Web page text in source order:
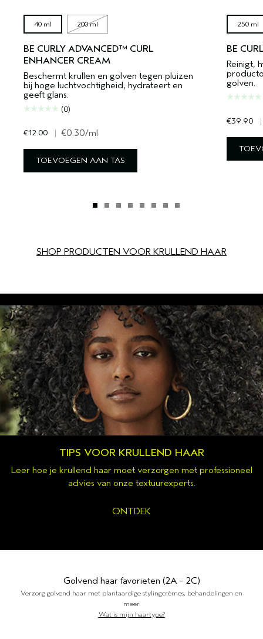
40 ml 200 ml
BE CURLY ADVANCED™ CURL
ENHANCER CREAM
Beschermt krullen en golven tegen pluizen
bij hoge luchtvochtigheid, hydrateert en
geeft glans.
(0)
€12.00 | €0.30/ml
TOEVOEGEN AAN TAS
250 ml
BE
Reinigt,
golven.
€39.90 |
SHOP PRODUCTEN VOOR KRULLEND HAAR
TIPS VOOR KRULLEND HAAR
Leer hoe je krullend haar moet verzorgen met professioneel
advies van onze textuurexperts.
ONTDEK
Golvend haar favorieten (2A - 2C)
Verzorg golvend haar met plantaardige stylingcrèmes, behandelingen en
meer.
Wat is mijn haartype?